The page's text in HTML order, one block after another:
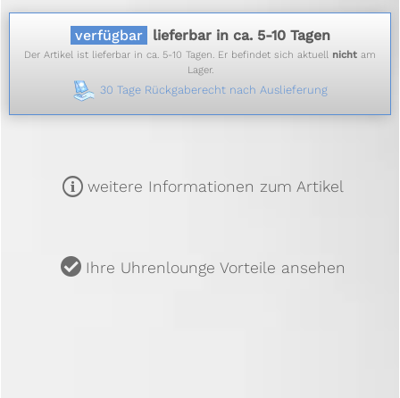
verfügbar lieferbar in ca. 5-10 Tagen
Der Artikel ist lieferbar in ca. 5-10 Tagen. Er befindet sich aktuell nicht am
Lager.
30 Tage Rückgaberecht nach Auslieferung
m weitere Informationen zum Artikel
u Ihre Uhrenlounge Vorteile ansehen